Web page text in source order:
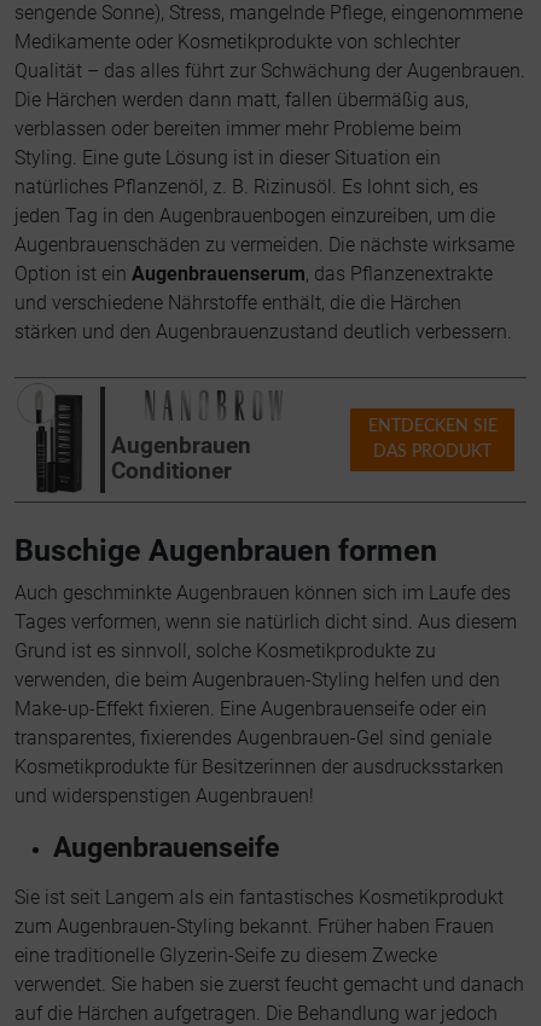
sengende Sonne), Stress, mangelnde Pflege, eingenommene
Medikamente oder Kosmetikprodukte von schlechter
Qualität – das alles führt zur Schwächung der Augenbrauen.
Die Härchen werden dann matt, fallen übermäßig aus,
verblassen oder bereiten immer mehr Probleme beim
Styling. Eine gute Lösung ist in dieser Situation ein
natürliches Pflanzenöl, z. B. Rizinusöl. Es lohnt sich, es
jeden Tag in den Augenbrauenbogen einzureiben, um die
Augenbrauenschäden zu vermeiden. Die nächste wirksame
Option ist ein Augenbrauenserum, das Pflanzenextrakte
und verschiedene Nährstoffe enthält, die die Härchen
stärken und den Augenbrauenzustand deutlich verbessern.
Augenbrauen
Conditioner
ENTDECKEN SIE
DAS PRODUKT
Buschige Augenbrauen formen
Auch geschminkte Augenbrauen können sich im Laufe des
Tages verformen, wenn sie natürlich dicht sind. Aus diesem
Grund ist es sinnvoll, solche Kosmetikprodukte zu
verwenden, die beim Augenbrauen-Styling helfen und den
Make-up-Effekt fixieren. Eine Augenbrauenseife oder ein
transparentes, fixierendes Augenbrauen-Gel sind geniale
Kosmetikprodukte für Besitzerinnen der ausdrucksstarken
und widerspenstigen Augenbrauen!
Augenbrauenseife
Sie ist seit Langem als ein fantastisches Kosmetikprodukt
zum Augenbrauen-Styling bekannt. Früher haben Frauen
eine traditionelle Glyzerin-Seife zu diesem Zwecke
verwendet. Sie haben sie zuerst feucht gemacht und danach
auf die Härchen aufgetragen. Die Behandlung war jedoch